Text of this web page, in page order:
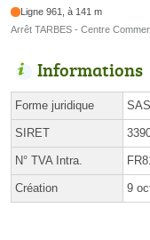
Ligne 961, à 141 m
Arrêt TARBES - Centre
Informations
Forme juridique SAS
SIRET
N° TVA Intra.
Création 9